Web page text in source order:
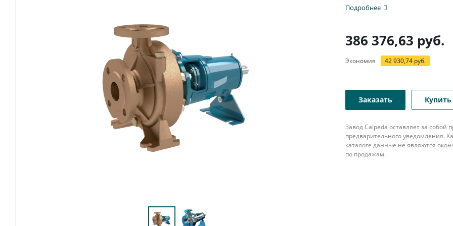
Подробнее
386 376,63 руб.
Экономия 42 930,74 руб.
Заказать
Завод Calpeda оставляет за собой
предварительного уведомления.
каталоге данные не являются
по продажам.